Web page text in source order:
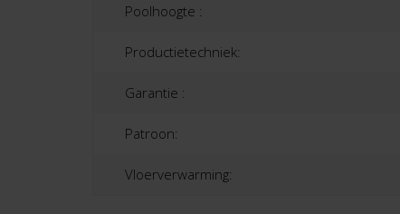
Poolhoogte :
Productietechniek:
Garantie :
Patroon:
Vloerverwarming: